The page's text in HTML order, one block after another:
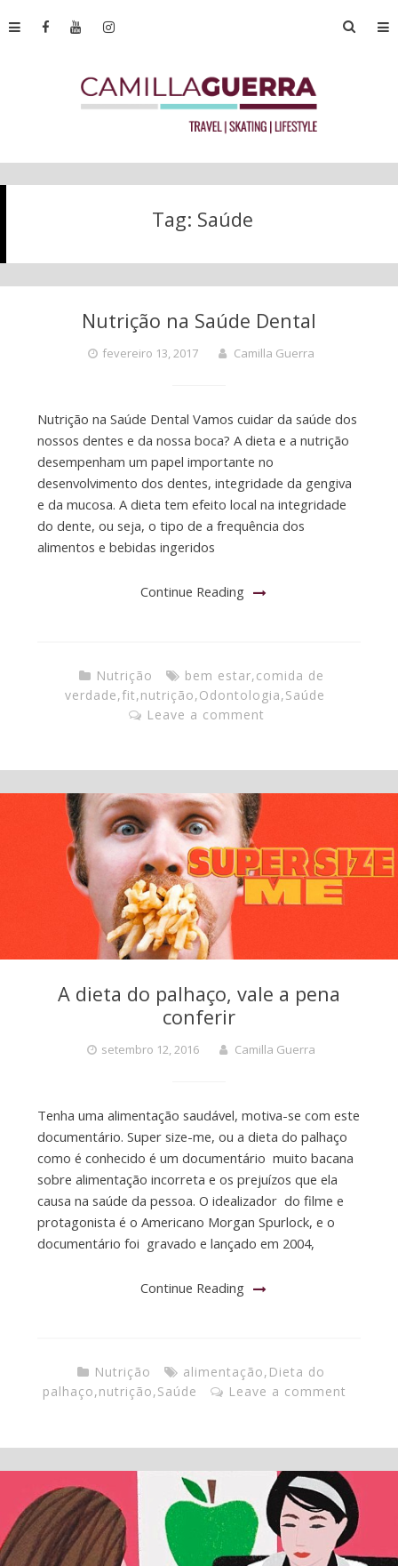
Tag: Saúde
Nutrição na Saúde Dental
fevereiro 13, 2017 Camilla Guerra
Nutrição na Saúde Dental Vamos cuidar da saúde dos
nossos dentes e da nossa boca? A dieta e a nutrição
desempenham um papel importante no
desenvolvimento dos dentes, integridade da gengiva
e da mucosa. A dieta tem efeito local na integridade
do dente, ou seja, o tipo de a frequência dos
alimentos e bebidas ingeridos
Continue Reading
Nutrição bem estar,comida de
verdade,fit,nutrição,Odontologia,Saúde
Leave a comment
A dieta do palhaço, vale a pena
conferir
setembro 12, 2016 Camilla Guerra
Tenha uma alimentação saudável, motiva-se com este
documentário. Super size-me, ou a dieta do palhaço
como é conhecido é um documentário muito bacana
sobre alimentação incorreta e os prejuízos que ela
causa na saúde da pessoa. O idealizador do filme e
protagonista é o Americano Morgan Spurlock, e o
documentário foi gravado e lançado em 2004,
Continue Reading
Nutrição alimentação, Dieta do
palhaço,nutrição,Saúde Leave a comment